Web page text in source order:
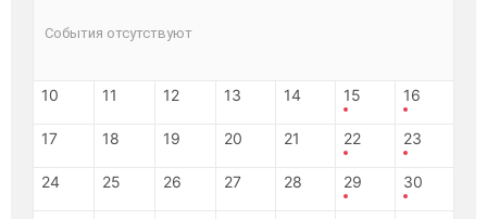
События отсутствуют
10 11 12 13 14 15 16
17 18 19 20 21 22 23
24 25 26 27 28 29 30